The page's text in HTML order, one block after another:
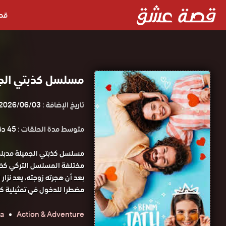
مسلسل كذبتي
تاريخ الإضافة :06/03
متوسط مدة الحلقات :45 دقيقة
مسلسل كذبتي الجميلة
مختلفة المسلسل التركي
بعد أن هجرته زوجته، يعد
مضطرا للدخول في تمثيلية
Action & Adventure